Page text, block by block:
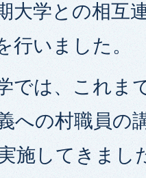
大学との相互
行いました。
では、これま
への村職員の
施してきまし